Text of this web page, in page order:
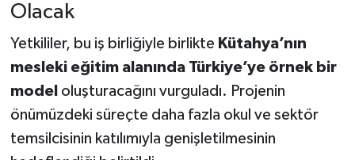
Olacak
Yetkililer, bu iş birliğiyle birlikte Kütahya’nın
mesleki eğitim alanında Türkiye’ye örnek bir
model oluşturacağını vurguladı. Projenin
önümüzdeki süreçte daha fazla okul ve sektör
temsilcisinin katılımıyla genişletilmesinin